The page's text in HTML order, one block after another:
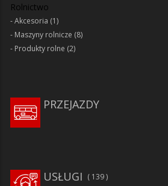
Rolnictwo
Akcesoria (1)
Maszyny rolnicze (8)
Produkty rolne (2)
PRZEJAZDY
139
USŁUGI